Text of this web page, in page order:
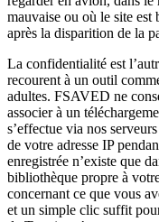
mauvaise ou où le site
après la disparition de la
La confidentialité est
recourent à un outil
adultes. FSAVED ne
associer à un
s’effectue via nos
de votre adresse IP
enregistrée n’existe que
bibliothèque propre à
concernant ce que vous
et un simple clic suffit